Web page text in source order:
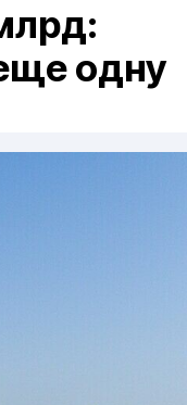
одну